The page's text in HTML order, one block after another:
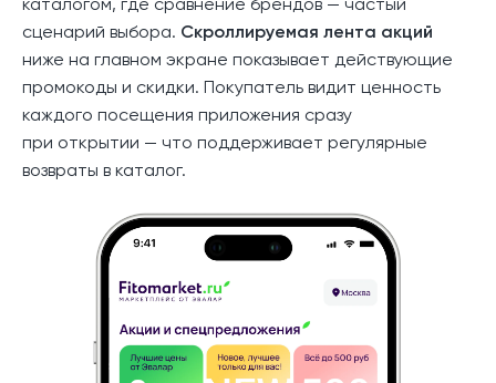
сценарий выбора. Скроллируемая лента акций
ниже на главном экране показывает действующие
промокоды и скидки. Покупатель видит ценность
каждого посещения приложения сразу
при открытии — что поддерживает регулярные
возвраты в каталог.